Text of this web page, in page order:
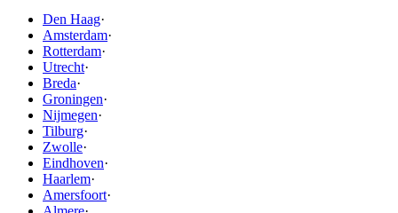
Den Haag·
Amsterdam·
Rotterdam·
Utrecht·
Breda·
Groningen·
Nijmegen·
Tilburg·
Zwolle·
Eindhoven·
Haarlem·
Amersfoort·